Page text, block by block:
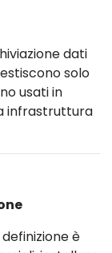
dati
solo
usati in
infrastruttura
è